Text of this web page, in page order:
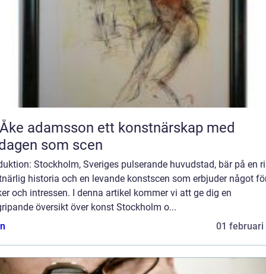
ett konstnärskap med
som scen
Stockholm, Sveriges pulserande huvudstad, bär på en
historia och en levande konstscen som erbjuder något
och intressen. I denna artikel kommer vi att ge dig en
översikt över konst Stockholm o...
01 februari